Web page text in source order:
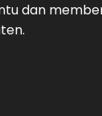
dan